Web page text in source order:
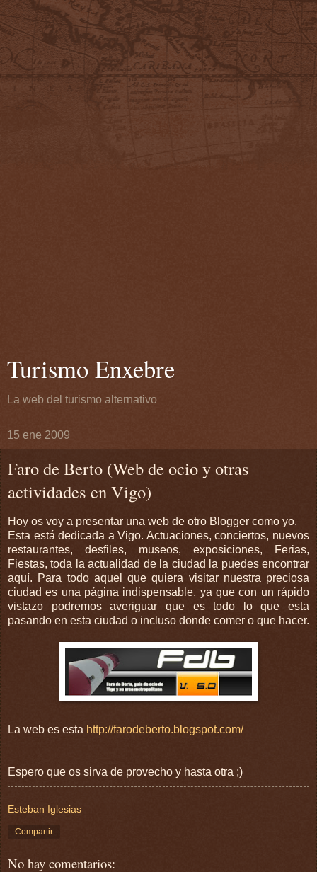
Turismo Enxebre
La web del turismo alternativo
15 ene 2009
Faro de Berto (Web de ocio y otras
actividades en Vigo)
Hoy os voy a presentar una web de otro Blogger como yo.
Esta está dedicada aVigo. Actuaciones, conciertos, nuevos
restaurantes, desfiles, museos, exposiciones, Ferias,
Fiestas, toda la actualidad de la ciudad la puedes encontrar
aquí. Para todo aquel que quiera visitar nuestra preciosa
ciudad es una página indispensable, ya que con un rápido
vistazo podremos averiguar que es todo lo que esta
pasando en esta ciudad o incluso donde comer o que hacer.
La web es esta http://farodeberto.blogspot.com/
Espero que os sirva de provecho y hasta otra ;)
Esteban Iglesias
Compartir
No hay comentarios: